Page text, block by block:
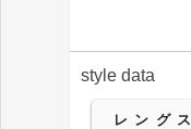
style data
レングス